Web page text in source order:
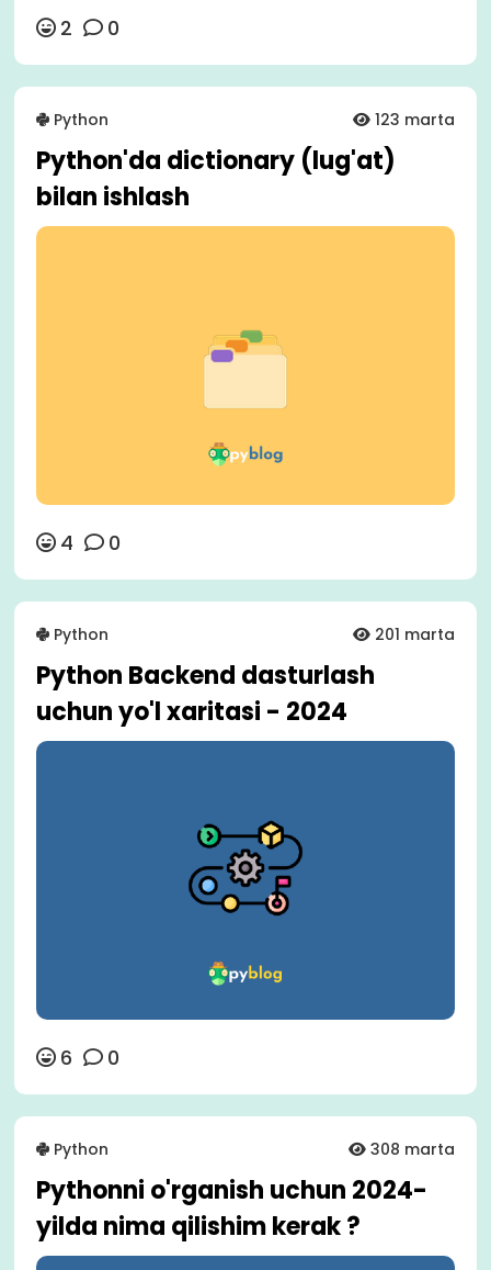
2 0
Python 123 marta
Python'da dictionary (lug'at)
bilan ishlash
4 0
Python 201 marta
Python Backend dasturlash
uchun yo'l xaritasi - 2024
6 0
Python 308 marta
Pythonni o'rganish uchun 2024-
yilda nima qilishim kerak ?